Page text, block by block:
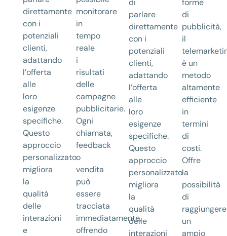
direttamente
con i
potenziali
clienti,
adattando
l’offerta
alle
loro
esigenze
specifiche.
Questo
approccio
personalizzato
migliora
la
qualità
delle
interazioni
e
monitorare
in
tempo
reale
i
risultati
delle
campagne
pubblicitarie.
Ogni
chiamata,
feedback
o
vendita
può
essere
tracciata
immediatamente,
offrendo
di
parlare
direttamente
con i
potenziali
clienti,
adattando
l’offerta
alle
loro
esigenze
specifiche.
Questo
approccio
personalizzato
migliora
la
qualità
delle
interazioni
forme
di
pubblicità,
il
è un
metodo
altamente
efficiente
in
termini
di
costi.
Offre
la
possibilità
di
raggiungere
un
ampio